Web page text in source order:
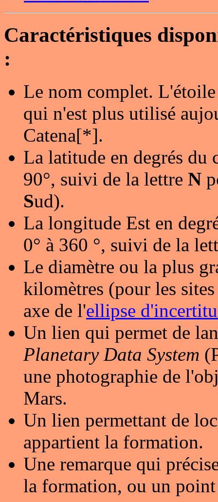
Caractéristiques
:
Le nom complet.
qui n'est plus utilisé
Catena[*].
La latitude en degrés du
90°, suivi de la lettre N
Sud).
La longitude Est en
0° à 360 °, suivi de la
Le diamètre ou la plus
kilomètres (pour les
axe de l'ellipse
Un lien qui permet de
Planetary Data System
une photographie de
Mars.
Un lien permettant de
appartient la formation.
Une remarque qui
la formation, ou un